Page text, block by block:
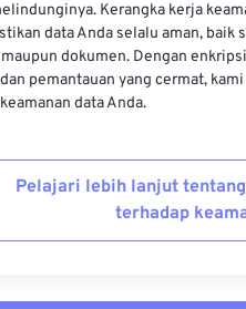
Kerangka kerja
data Anda selalu aman, baik
dokumen. Dengan
pemantauan yang cermat,
data Anda.
Pelajari lebih lanjut
terhadap